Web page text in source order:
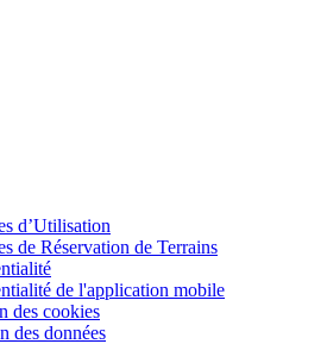
d’Utilisation
de Réservation de Terrains
de l'application mobile
des cookies
des données